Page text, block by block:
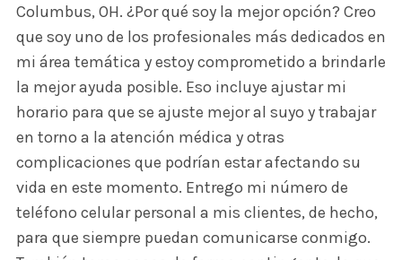
Columbus, OH. ¿Por qué soy la mejor opción? Creo
que soy uno de los profesionales más dedicados en
mi área temática y estoy comprometido a brindarle
la mejor ayuda posible. Eso incluye ajustar mi
horario para que se ajuste mejor al suyo y trabajar
en torno a la atención médica y otras
complicaciones que podrían estar afectando su
vida en este momento. Entrego mi número de
teléfono celular personal a mis clientes, de hecho,
para que siempre puedan comunicarse conmigo.